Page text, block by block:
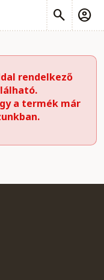
rendelkező
a termék már